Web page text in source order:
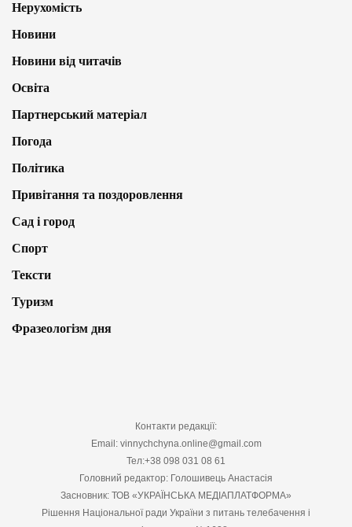
Нерухомість
Новини
Новини від читачів
Освіта
Партнерський матеріал
Погода
Політика
Привітання та поздоровлення
Сад і город
Спорт
Тексти
Туризм
Фразеологізм дня
Контакти редакції:
Email: vinnychchyna.online@gmail.com
Тел:+38 098 031 08 61
Головний редактор: Голошивець Анастасія
Засновник: ТОВ «УКРАЇНСЬКА МЕДІАПЛАТФОРМА»
Рішення Національної ради України з питань телебачення і